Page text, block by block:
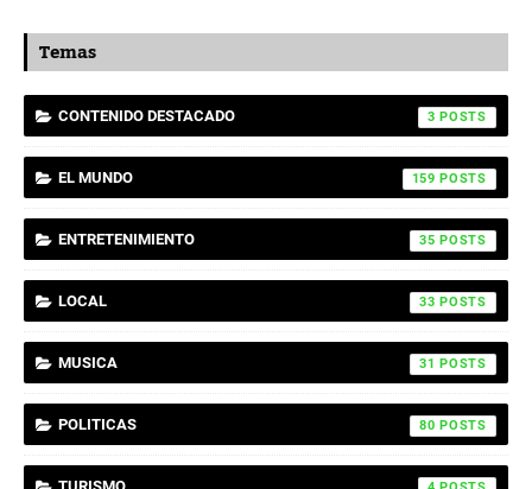
Temas
CONTENIDO DESTACADO 3
EL MUNDO 159
ENTRETENIMIENTO 35
LOCAL 33
MUSICA 31
POLITICAS 80